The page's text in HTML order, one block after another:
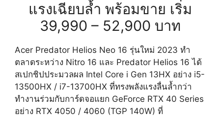
แรงเฉียบล้ำ พร้อมขาย เริ่ม
39,990 – 52,900 บาท
Acer Predator Helios Neo 16 รุ่นใหม่ 2023 ทำ
ตลาดระหว่าง Nitro 16 และ Predator Helios 16 ได้
สเปกชิปประมวลผล Intel Core i Gen 13HX อย่าง i5-
13500HX / i7-13700HX ที่ทรงพลังแรงลื่นล้ำกว่า
ทำงานร่วมกับการ์ดจอแยก GeForce RTX 40 Series
อย่าง RTX 4050 / 4060 (TGP 140W) ที่